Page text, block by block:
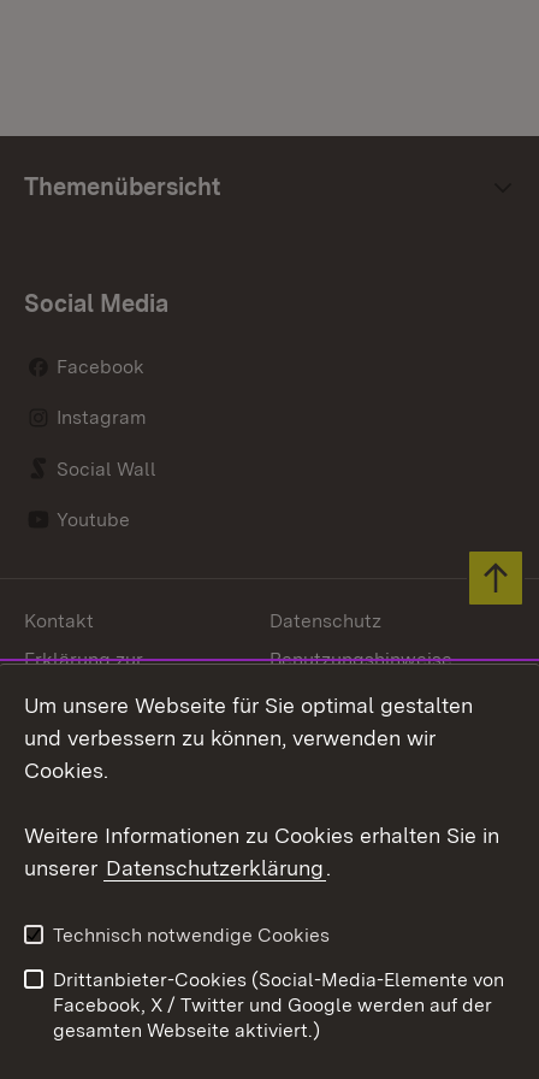
Themenübersicht
Social Media
Facebook
Instagram
Social Wall
Youtube
Link zum Landesportal
Kontakt
Datenschutz
Erklärung zur
Benutzungshinweise
Impressum
Um unsere Webseite für Sie optimal gestalten
und verbessern zu können, verwenden wir
Cookies.
Weitere Informationen zu Cookies erhalten Sie in
unserer Datenschutzerklärung.
Technisch notwendige Cookies
Drittanbieter-Cookies (Social-Media-Elemente von
Facebook, X / Twitter und Google werden auf der
gesamten Webseite aktiviert.)